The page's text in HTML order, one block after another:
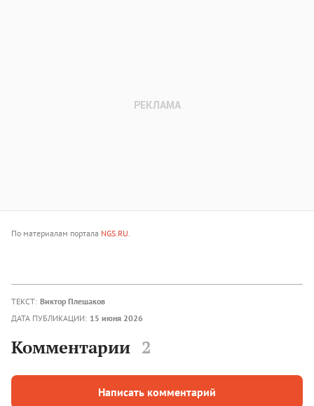
По материалам портала NGS.RU.
ТЕКСТ: Виктор Плешаков
ДАТА ПУБЛИКАЦИИ: 15 июня 2026
Комментарии 2
Написать комментарий